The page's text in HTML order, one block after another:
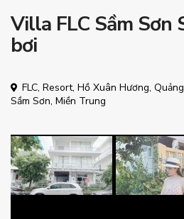
Villa FLC Sầm Sơn
bơi
FLC, Resort, Hồ Xuân Hương,
Sầm Sơn,Miền Trung